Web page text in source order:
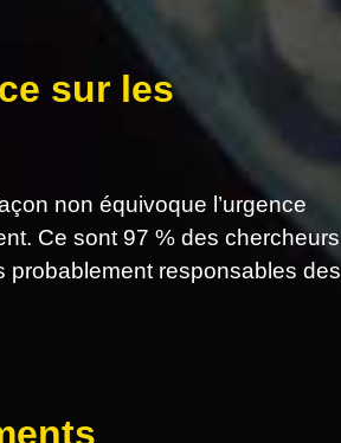
sur les
non équivoque l’urgence
Ce sont 97 % des chercheurs
probablement responsables des